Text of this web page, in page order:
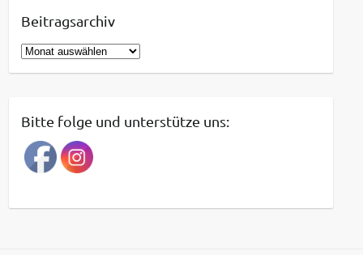
Beitragsarchiv
B
e
r
a
g
a
Bitte folge und unterstütze uns: